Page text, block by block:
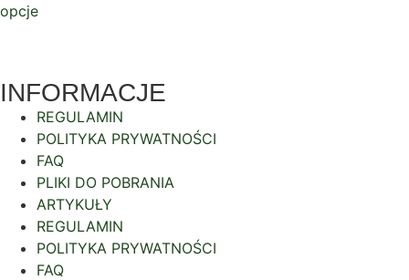
opcje
INFORMACJE
REGULAMIN
POLITYKA PRYWATNOŚCI
FAQ
PLIKI DO POBRANIA
ARTYKUŁY
REGULAMIN
POLITYKA PRYWATNOŚCI
FAQ